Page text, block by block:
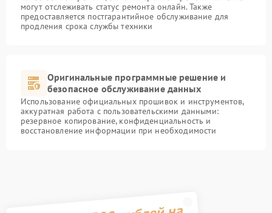
могут отслеживать статус ремонта онлайн. Также
предоставляется постгарантийное обслуживание для
продления срока службы техники
Оригинальные программные решение и
безопасное обслуживание данных
Использование официальных прошивок и инструментов,
аккуратная работа с пользовательскими данными:
резервное копирование, конфиденциальность и
восстановление информации при необходимости